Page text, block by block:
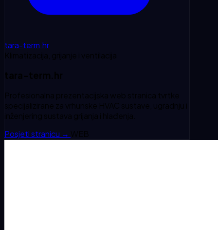
tara-term.hr
Klimatizacija, grijanje i ventilacija
tara-term.hr
Profesionalna prezentacijska web stranica tvrtke
specijalizirane za vrhunske HVAC sustave, ugradnju i
inženjering sustava grijanja i hlađenja.
Posjeti stranicu → WEB